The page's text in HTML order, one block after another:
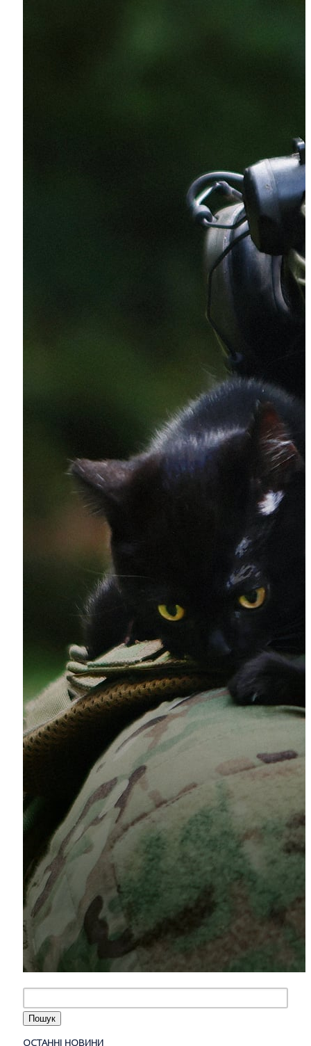
ОСТАННІ НОВИНИ